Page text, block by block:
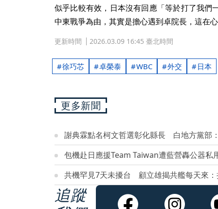
似乎比較有效，日本沒有回應「等於打了我們
中東戰爭為由，其實是擔心遇到卓院長，這在
更新時間 2026.03.09 16:45 臺北時間
徐巧芯 卓榮泰 WBC 外交 日本
更多新聞
謝典霖點名柯文哲選彰化縣長 白地方黨部
包機赴日應援Team Taiwan遭藍營轟公器
共機罕見7天未擾台 顧立雄揭共艦每天來
追蹤